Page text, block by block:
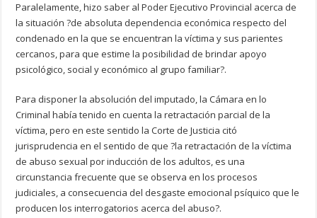
Paralelamente, hizo saber al Poder Ejecutivo Provincial acerca de
la situación ?de absoluta dependencia económica respecto del
condenado en la que se encuentran la víctima y sus parientes
cercanos, para que estime la posibilidad de brindar apoyo
psicológico, social y económico al grupo familiar?.
Para disponer la absolución del imputado, la Cámara en lo
Criminal había tenido en cuenta la retractación parcial de la
víctima, pero en este sentido la Corte de Justicia citó
jurisprudencia en el sentido de que ?la retractación de la víctima
de abuso sexual por inducción de los adultos, es una
circunstancia frecuente que se observa en los procesos
judiciales, a consecuencia del desgaste emocional psíquico que le
producen los interrogatorios acerca del abuso?.